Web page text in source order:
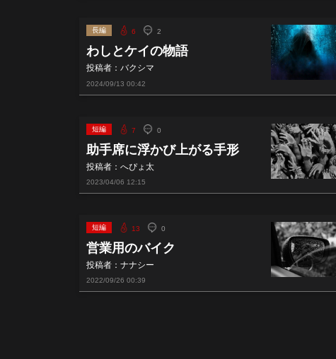
長編 6 2
わしとケイの物語
投稿者：バクシマ
2024/09/13 00:42
短編 7 0
助手席に浮かび上がる手形
投稿者：へぴょ太
2023/04/06 12:15
短編 13 0
営業用のバイク
投稿者：ナナシー
2022/09/26 00:39